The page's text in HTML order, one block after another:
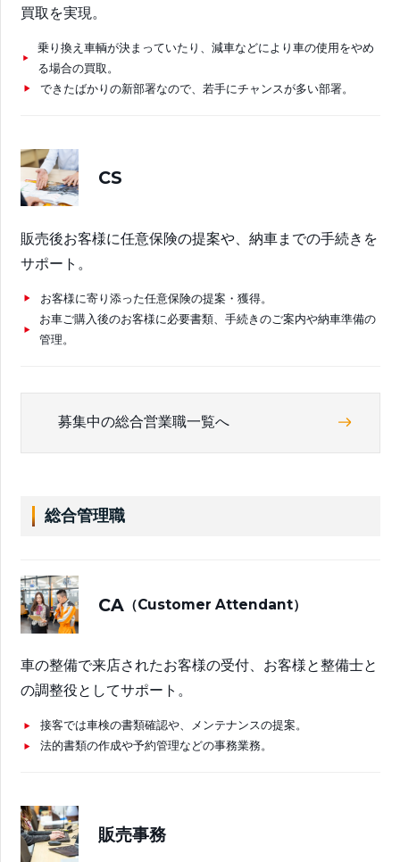
買取を実現。
乗り換え車輌が決まっていたり、減車などにより車の使用をやめ
る場合の買取。
できたばかりの新部署なので、若手にチャンスが多い部署。
CS
販売後お客様に任意保険の提案や、納車までの手続きを
サポート。
お客様に寄り添った任意保険の提案・獲得。
お車ご購入後のお客様に必要書類、手続きのご案内や納車準備の
管理。
募集中の総合営業職一覧へ
総合管理職
CA （Customer Attendant）
車の整備で来店されたお客様の受付、お客様と整備士と
の調整役としてサポート。
接客では車検の書類確認や、メンテナンスの提案。
法的書類の作成や予約管理などの事務業務。
販売事務